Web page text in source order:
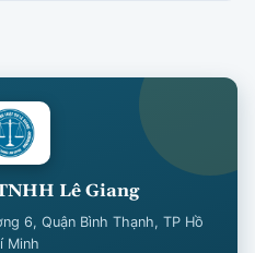
Lê Giang
6, Quận Bình Thạnh, TP Hồ
Minh